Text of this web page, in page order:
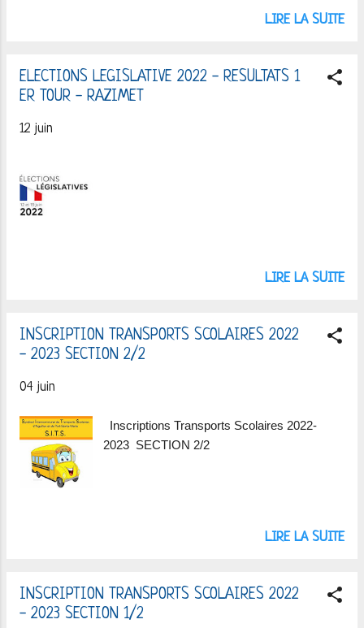
LIRE LA SUITE
ELECTIONS LEGISLATIVE 2022 - RESULTATS 1
ER TOUR - RAZIMET
12 juin
LIRE LA SUITE
INSCRIPTION TRANSPORTS SCOLAIRES 2022
- 2023 SECTION 2/2
04 juin
Inscriptions Transports Scolaires 2022-
2023 SECTION 2/2
LIRE LA SUITE
INSCRIPTION TRANSPORTS SCOLAIRES 2022
- 2023 SECTION 1/2